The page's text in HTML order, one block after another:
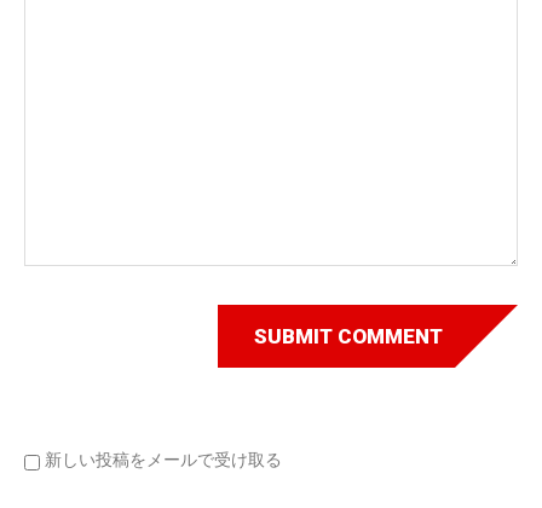
新しい投稿をメールで受け取る